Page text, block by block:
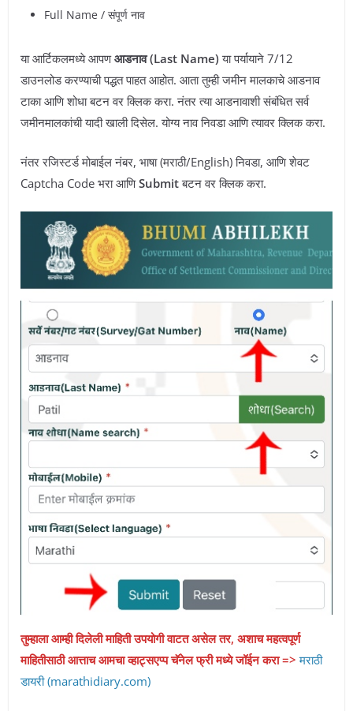
Full Name / संपूर्ण नाव
या आर्टिकलमध्ये आपणआडनाव (Last Name)या पर्यायाने 7/12
डाउनलोड करण्याची पद्धत पाहत आहोत. आता तुम्ही जमीन मालकाचे आडनाव
टाका आणि शोधा बटन वर क्लिक करा. नंतर त्या आडनावाशी संबंधित सर्व
जमीनमालकांची यादी खाली दिसेल. योग्य नाव निवडा आणि त्यावर क्लिक करा.
नंतर रजिस्टर्ड मोबाईल नंबर, भाषा (मराठी/English) निवडा, आणि शेवट
Captcha Code भरा आणिSubmitबटन वर क्लिक करा.
तुम्हाला आम्ही दिलेली माहिती उपयोगी वाटत असेल तर, अशाच महत्वपूर्ण
माहितीसाठी आत्ताच आमचा व्हाट्सएप्प चॅनेल फ्री मध्ये जॉईन करा => मराठी
डायरी (marathidiary.com)